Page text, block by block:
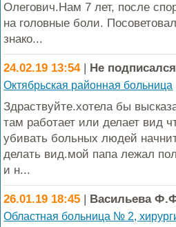
Олегович.Нам 7 лет, после
на головные боли.
знако...
24.02.19 13:54| Не подписался
Октябрьская районная больница
Здраствуйте.хотела бы
там работает или делает вид
убивать больных людей
делать вид.мой папа лежал
и н...
26.01.19 18:45 | Васильева
Областная больница № 2,